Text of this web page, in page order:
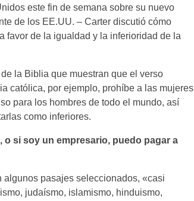
este fin de semana sobre su nuevo
de los EE.UU. – Carter discutió cómo
favor de la igualdad y la inferioridad de la
la Biblia que muestran que el verso
católica, por ejemplo, prohíbe a las mujeres
para los hombres de todo el mundo, así
como inferiores.
o si soy un empresario, puedo pagar a
algunos pasajes seleccionados, «casi
judaísmo, islamismo, hinduismo,